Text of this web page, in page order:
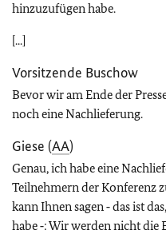
hinzuzufügen habe.
[...]
Vorsitzende Buschow
Bevor wir am Ende der
noch eine Nachlieferung.
Giese (AA)
Genau, ich habe eine
Teilnehmern der Konferenz
kann Ihnen sagen ‑ das ist
habe ‑: Wir werden nicht die